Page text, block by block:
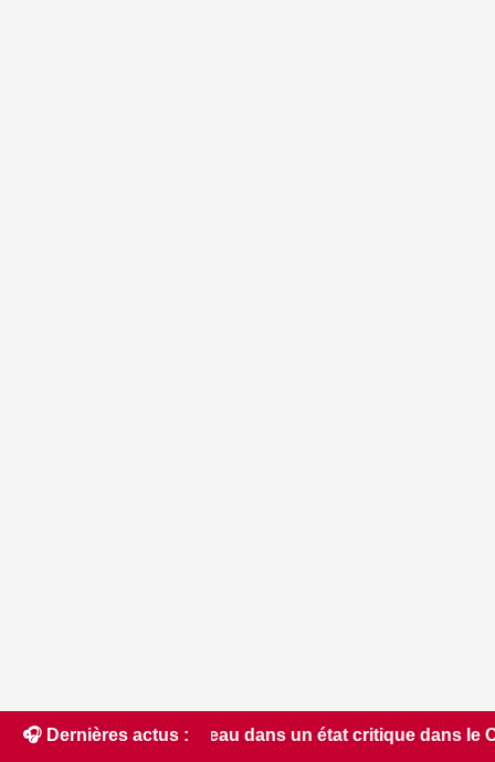
🎧 Dernières actus :
en eau dans un état critique dans le Cher : la